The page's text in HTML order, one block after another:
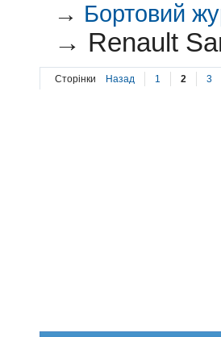
→ Бортовий
→ Renault
Сторінки Назад 1 2 3